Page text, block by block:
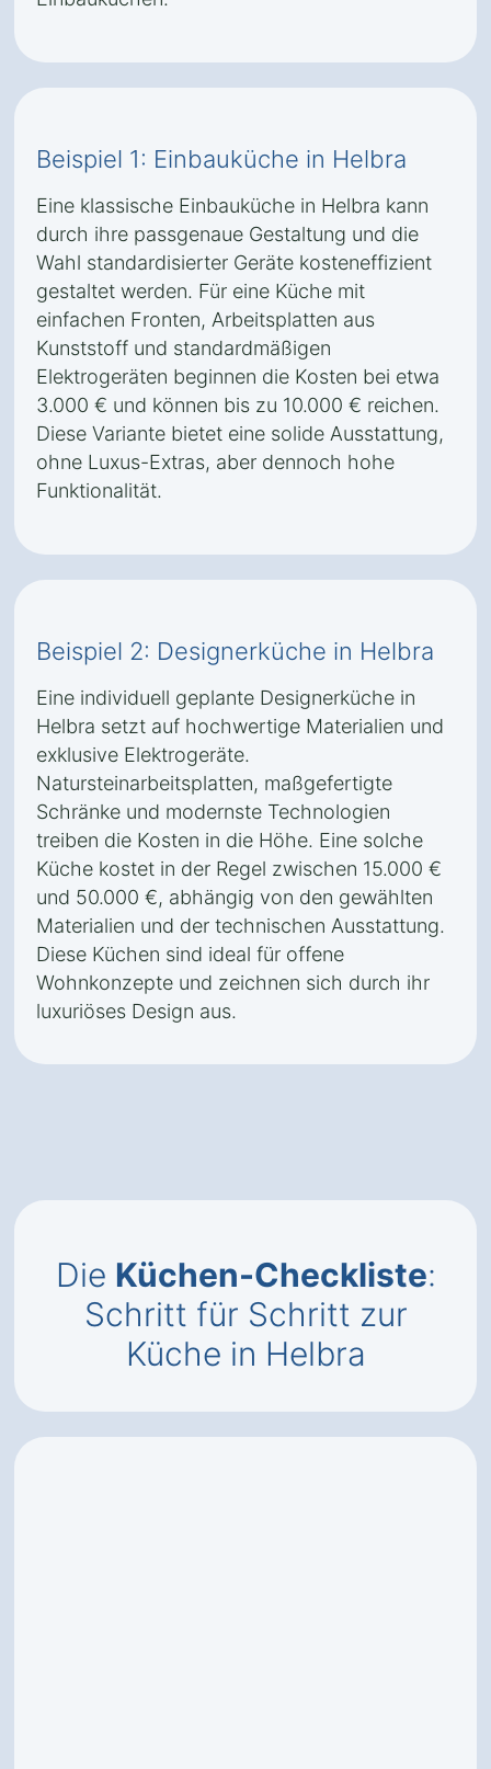
Beispiel 1: Einbauküche in Helbra
Eine klassische Einbauküche in Helbra kann
durch ihre passgenaue Gestaltung und die
Wahl standardisierter Geräte kosteneffizient
gestaltet werden. Für eine Küche mit
einfachen Fronten, Arbeitsplatten aus
Kunststoff und standardmäßigen
Elektrogeräten beginnen die Kosten bei etwa
3.000 € und können bis zu 10.000 € reichen.
Diese Variante bietet eine solide Ausstattung,
ohne Luxus-Extras, aber dennoch hohe
Funktionalität.
Beispiel 2: Designerküche in Helbra
Eine individuell geplante Designerküche in
Helbra setzt auf hochwertige Materialien und
exklusive Elektrogeräte.
Natursteinarbeitsplatten, maßgefertigte
Schränke und modernste Technologien
treiben die Kosten in die Höhe. Eine solche
Küche kostet in der Regel zwischen 15.000 €
und 50.000 €, abhängig von den gewählten
Materialien und der technischen Ausstattung.
Diese Küchen sind ideal für offene
Wohnkonzepte und zeichnen sich durch ihr
luxuriöses Design aus.
Die Küchen-Checkliste:
Schritt für Schritt zur
Küche in Helbra